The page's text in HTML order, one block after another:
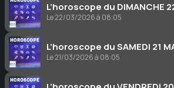
L’horoscope du DIMANCHE
Le 22/03/2026 à 08:05
L’horoscope du SAMEDI 21
Le 21/03/2026 à 08:05